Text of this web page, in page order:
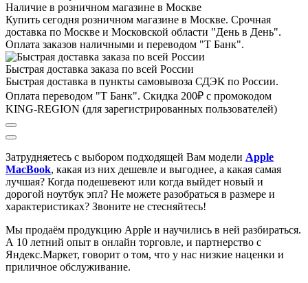
Наличие в розничном магазине в Москве
Купить сегодня розничном магазине в Москве. Срочная
доставка по Москве и Московской области "День в День".
Оплата заказов наличными и переводом "Т Банк".
Быстрая доставка заказа по всей России
Быстрая доставка в пункты самовывоза СДЭК по России.
Оплата переводом "Т Банк". Скидка 200₽ с промокодом
KING-REGION (для зарегистрированных пользователей)
Затрудняетесь с выбором подходящей Вам модели Apple
MacBook, какая из них дешевле и выгоднее, а какая самая
лучшая? Когда подешевеют или когда выйдет новый и
дорогой ноутбук эпл? Не можете разобраться в размере и
характеристиках? Звоните не стесняйтесь!
Мы продаём продукцию Apple и научились в ней разбираться.
А 10 летний опыт в онлайн торговле, и партнерство с
Яндекс.Маркет, говорит о том, что у нас низкие наценки и
приличное обслуживание.